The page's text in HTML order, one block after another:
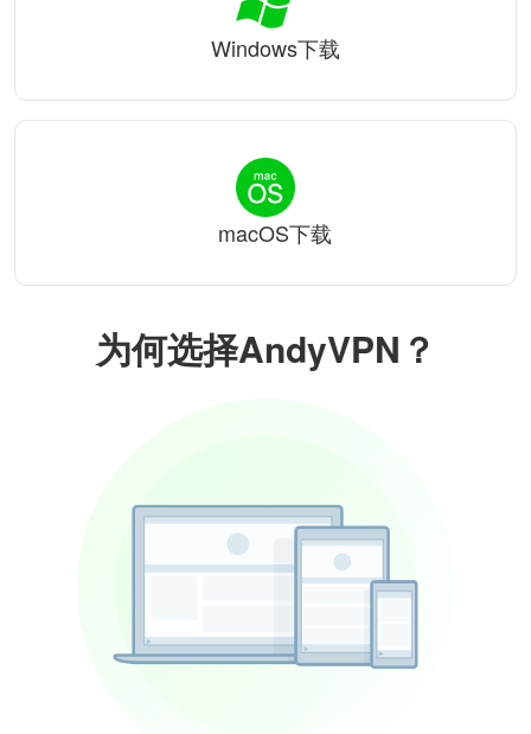
为何选择AndyVPN？
Windows下载
macOS下载